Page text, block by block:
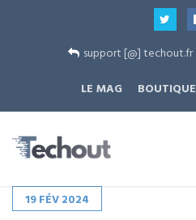
support [@] techout.fr
LE MAG
BOUTIQUE
19FÉV2024